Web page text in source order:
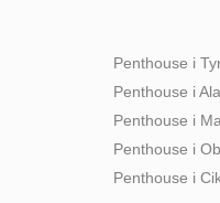
Penthouse i
Penthouse i
Penthouse i
Penthouse i
Penthouse i